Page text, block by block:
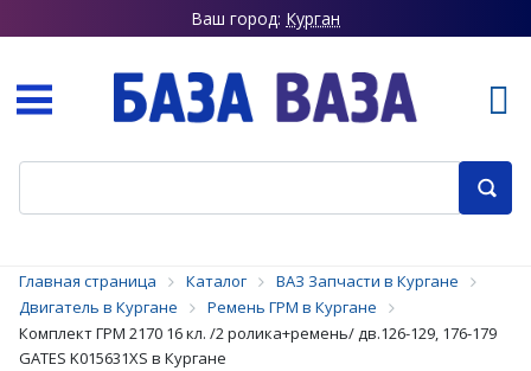
Ваш город: Курган
Главная страница Каталог
ВАЗ Запчасти в Кургане
Двигатель в Кургане
Ремень ГРМ в Кургане
Комплект ГРМ 2170 16 кл. /2 ролика+ремень/ дв.126-129, 176-179
GATES K015631XS в Кургане